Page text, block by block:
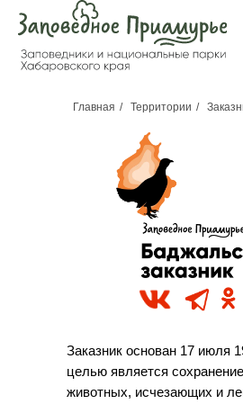
Главная / Территории /
Заказник основан 17 июля
целью является
животных, исчезающих и